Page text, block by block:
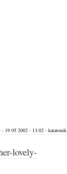
- 19 05 2002 - 13:02 - katatonik
lovely-